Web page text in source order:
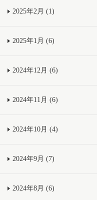
2025年2月 (1)
2025年1月 (6)
2024年12月 (6)
2024年11月 (6)
2024年10月 (4)
2024年9月 (7)
2024年8月 (6)